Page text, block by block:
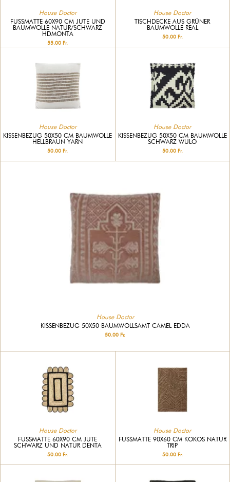
House Doctor
FUSSMATTE 60X90 CM JUTE UND B
AUMWOLLE NATUR/SCHWARZ H
DMONTA
55.00 Fr.
House Doctor
TISCHDECKE AUS GRÜNER
BAUMWOLLE REAL
50.00 Fr.
House Doctor
KISSENBEZUG 50X50 CM BAUMWOLLE
HELLBRAUN YARN
50.00 Fr.
House Doctor
KISSENBEZUG 50X50 CM BAUMWOLLE
SCHWARZ WULO
50.00 Fr.
House Doctor
KISSENBEZUG 50X50 BAUMWOLLSAMT CAMEL EDDA
50.00 Fr.
House Doctor
FUSSMATTE 60X90 CM JUTE S
CHWARZ UND NATUR DENTA
50.00 Fr.
House Doctor
FUSSMATTE 90X60 CM KOKOS NATUR T
RIP
50.00 Fr.